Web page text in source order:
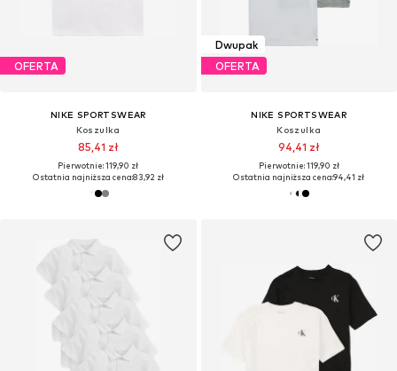
OFERTA
NIKE SPORTSWEAR
Koszulka
85,41 zł
Pierwotnie: 119,90 zł
Ostatnia najniższa cena:83,92 zł
Dwupak
OFERTA
NIKE SPORTSWEAR
Koszulka
94,41 zł
Pierwotnie: 119,90 zł
Ostatnia najniższa cena:94,41 zł